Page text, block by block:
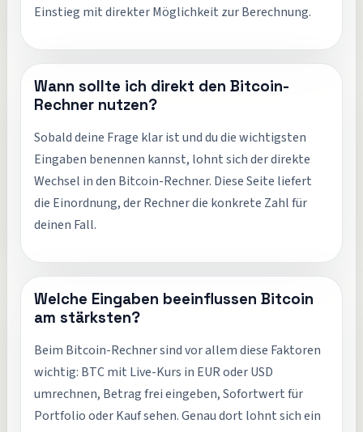
Einstieg mit direkter Möglichkeit zur Berechnung.
Wann sollte ich direkt den Bitcoin-
Rechner nutzen?
Sobald deine Frage klar ist und du die wichtigsten
Eingaben benennen kannst, lohnt sich der direkte
Wechsel in den Bitcoin-Rechner. Diese Seite liefert
die Einordnung, der Rechner die konkrete Zahl für
deinen Fall.
Welche Eingaben beeinflussen Bitcoin
am stärksten?
Beim Bitcoin-Rechner sind vor allem diese Faktoren
wichtig: BTC mit Live-Kurs in EUR oder USD
umrechnen, Betrag frei eingeben, Sofortwert für
Portfolio oder Kauf sehen. Genau dort lohnt sich ein